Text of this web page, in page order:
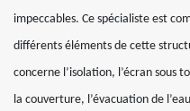
impeccables. Ce spécialiste est
différents éléments de cette
concerne l’isolation, l’écran sous
la couverture, l’évacuation de